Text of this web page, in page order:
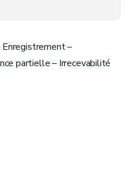
–
partielle – Irrecevabilité